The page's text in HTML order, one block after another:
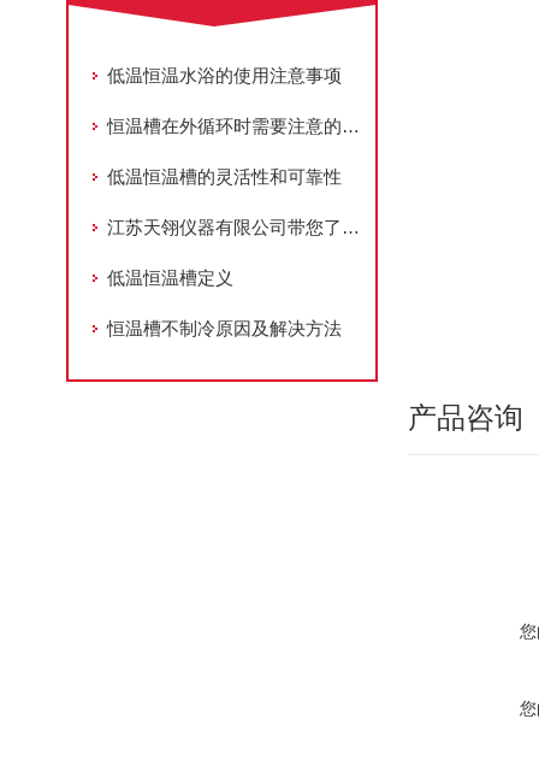
低温恒温水浴的使用注意事项
恒温槽在外循环时需要注意的事项
低温恒温槽的灵活性和可靠性
江苏天翎仪器有限公司带您了解低温恒温槽怎么选择
低温恒温槽定义
恒温槽不制冷原因及解决方法
产品咨询